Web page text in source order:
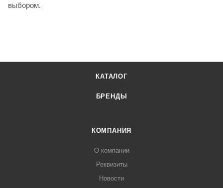
выбором.
КАТАЛОГ
БРЕНДЫ
КОМПАНИЯ
О компании
Реквизиты
Новости